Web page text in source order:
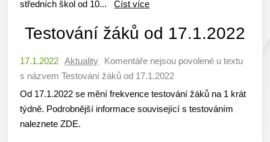
středních škol od 10...Číst více
Testování žáků od 17.1.2022
17.1.2022 Aktuality Komentáře nejsou povolené u textu
s názvem Testování žáků od 17.1.2022
Od 17.1.2022 se mění frekvence testování žáků na 1 krát
týdně. Podrobnější informace související s testováním
naleznete ZDE.